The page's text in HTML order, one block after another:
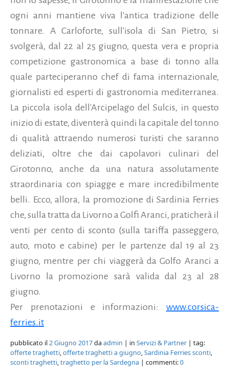
ogni anni mantiene viva l'antica tradizione delle
tonnare. A Carloforte, sull'isola di San Pietro, si
svolgerà, dal 22 al 25 giugno, questa vera e propria
competizione gastronomica a base di tonno alla
quale parteciperanno chef di fama internazionale,
giornalisti ed esperti di gastronomia mediterranea.
La piccola isola dell'Arcipelago del Sulcis, in questo
inizio di estate, diventerà quindi la capitale del tonno
di qualità attraendo numerosi turisti che saranno
deliziati, oltre che dai capolavori culinari del
Girotonno, anche da una natura assolutamente
straordinaria con spiagge e mare incredibilmente
belli. Ecco, allora, la promozione di Sardinia Ferries
che, sulla tratta da Livorno a Golfi Aranci, praticherà il
venti per cento di sconto (sulla tariffa passeggero,
auto, moto e cabine) per le partenze dal 19 al 23
giugno, mentre per chi viaggerà da Golfo Aranci a
Livorno la promozione sarà valida dal 23 al 28
giugno.
Per prenotazioni e informazioni: www.corsica-
ferries.it
pubblicato il2 Giugno 2017daadmin | in Servizi & Partner | tag:
offerte traghetti,offerte traghetti a giugno,Sardinia Ferries sconti,
sconti traghetti,traghetto per la Sardegna | commenti:0